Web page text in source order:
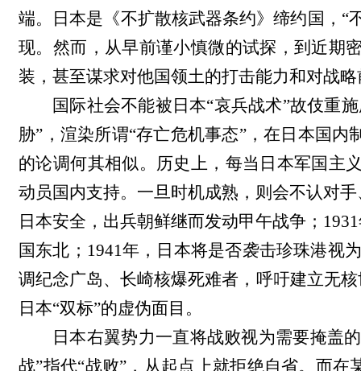
端。日本是《不扩散核武器条约》缔约国，“
现。然而，从早前谨小慎微的试探，到近期
装，甚至谋求对他国领土的打击能力和对战
国际社会不能被日本“哀兵战术”故伎重
胁”，渲染所谓“存亡危机事态”，在日本国
的论调何其相似。历史上，每当日本军国主
动员国内支持。一旦时机成熟，则会不认对
日本安全，出兵朝鲜继而发动甲午战争；
国东北；1941年，日本将是否袭击珍珠港视
调纪念广岛、长崎核爆死难者，呼吁建立无
日本“双标”的虚伪面目。
日本右翼势力一直将战败视为需要掩盖
战”指代“战败”，从起点上就拒绝自省。而